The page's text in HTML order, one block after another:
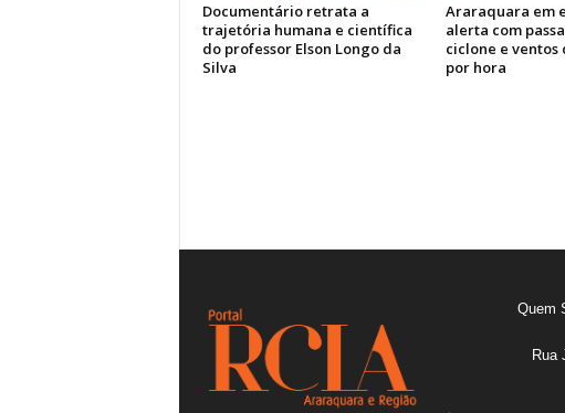
Documentário retrata a
trajetória humana e científica
do professor Elson Longo da
Silva
Araraquara em
alerta com
ciclone e ventos
por hora
Quem
Rua